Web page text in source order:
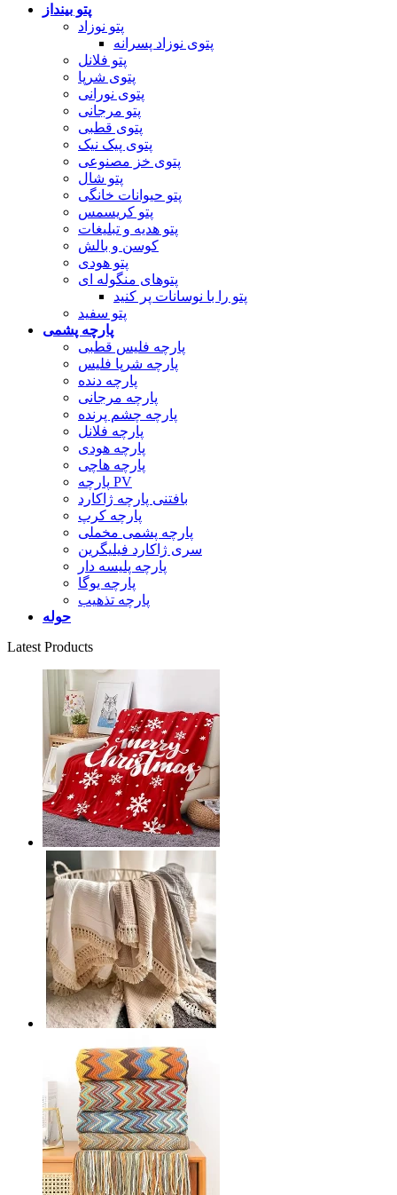
پتو بینداز
پتو نوزاد
پتوی نوزاد پسرانه
پتو فلانل
پتوی شرپا
پتوی نورانی
پتو مرجانی
پتوی قطبی
پتوی پیک نیک
پتوی خز مصنوعی
پتو شال
پتو حیوانات خانگی
پتو کریسمس
پتو هدیه و تبلیغات
کوسن و بالش
پتو هودی
پتوهای منگوله ای
پتو را با نوسانات پر کنید
پتو سفید
پارچه پشمی
پارچه فلیس قطبی
پارچه شرپا فلیس
پارچه دنده
پارچه مرجانی
پارچه چشم پرنده
پارچه فلانل
پارچه هودی
پارچه هاچی
پارچه PV
بافتنی پارچه ژاکارد
پارچه کرپ
پارچه پشمی مخملی
سری ژاکارد فیلیگرین
پارچه پلیسه دار
پارچه یوگا
پارچه تذهیب
حوله
Latest Products